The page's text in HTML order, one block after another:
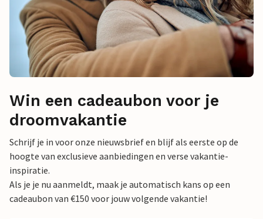
Win een cadeaubon voor je
droomvakantie
Schrijf je in voor onze nieuwsbrief en blijf als eerste op de
hoogte van exclusieve aanbiedingen en verse vakantie-
inspiratie.
Als je je nu aanmeldt, maak je automatisch kans op een
cadeaubon van €150 voor jouw volgende vakantie!